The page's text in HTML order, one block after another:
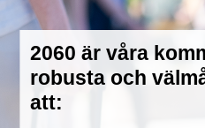
2060 är våra
robusta och
att: